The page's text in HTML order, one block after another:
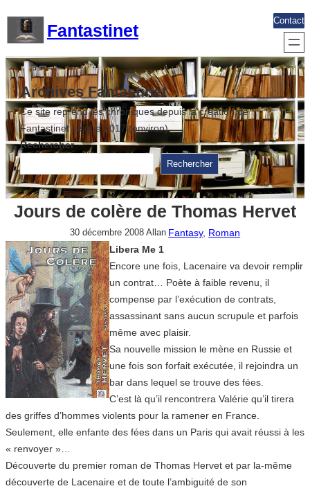
contenu
Fantastinet
Contact
Archives Fantastinet
Ce site reprend les chroniques depuis la création de
Fantastinet jusque 2017 (environ)
Rechercher
Rechercher
Jours de colère de Thomas Hervet
30 décembre 2008 Allan Fantasy, Roman
Libera Me 1
Encore une fois, Lacenaire va devoir remplir
un contrat… Poète à faible revenu, il
compense par l’exécution de contrats,
assassinant sans aucun scrupule et parfois
même avec plaisir.
Sa nouvelle mission le mène en Russie et
une fois son forfait exécutée, il rejoindra un
bar dans lequel se trouve des fées.
C’est là qu’il rencontrera Valérie qu’il tirera
des griffes d’hommes violents pour la ramener en France.
Seulement, elle enfante des fées dans un Paris qui avait réussi à les
« renvoyer »…
Découverte du premier roman de Thomas Hervet et par la-même
découverte de Lacenaire et de toute l’ambiguité de son